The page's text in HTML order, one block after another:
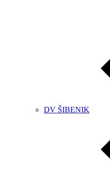
DV ŠIBENIK